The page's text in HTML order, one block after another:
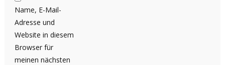
Name, E-Mail-
Adresse und
Website in diesem
Browser für
meinen nächsten